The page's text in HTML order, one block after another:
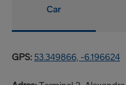
Car
GPS: 53.349866, -6.196624